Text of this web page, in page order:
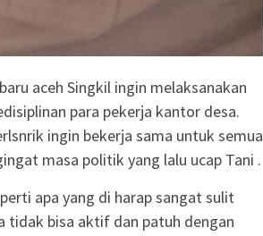
aceh Singkil ingin melaksanakan
para pekerja kantor desa.
ingin bekerja sama untuk semua
masa politik yang lalu ucap Tani .
apa yang di harap sangat sulit
tidak bisa aktif dan patuh dengan